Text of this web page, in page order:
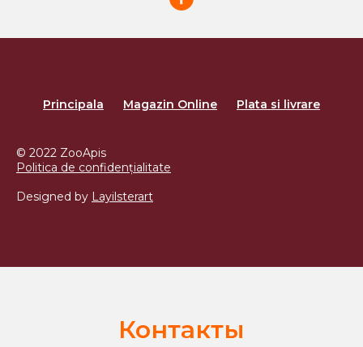
Principala Magazin Online Plata si livrare
© 2022 ZooApis
Politica de confidențialitate
Designed by Layilsterart
Контакты